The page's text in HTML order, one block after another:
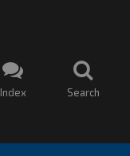
Index Search